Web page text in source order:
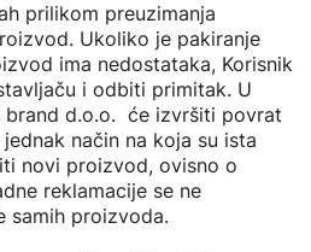
prilikom preuzimanja
Ukoliko je pakiranje
ima nedostataka, Korisnik
i odbiti primitak. U
brand d.o.o. će izvršiti povrat
način na koja su ista
novi proizvod, ovisno o
reklamacije se ne
samih proizvoda.